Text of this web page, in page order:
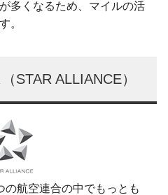
多くなるため、マイルの活
。
STAR ALLIANCE）
の航空連合の中でもっとも